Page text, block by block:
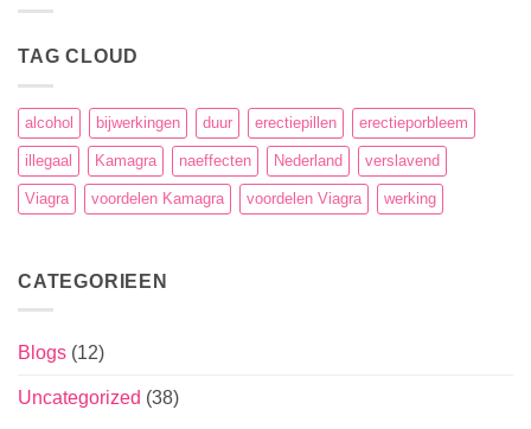
TAG CLOUD
alcohol bijwerkingen duur erectiepillen erectieporbleem
illegaal Kamagra naeffecten Nederland verslavend
Viagra voordelen Kamagra voordelen Viagra werking
CATEGORIEEN
Blogs (12)
Uncategorized (38)